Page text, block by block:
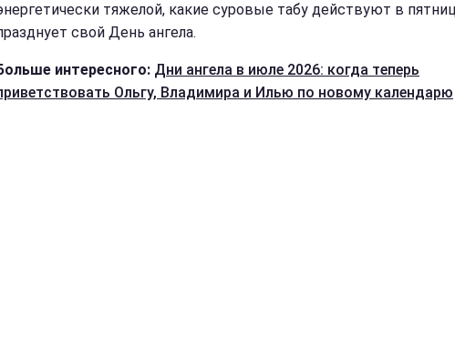
тяжелой, какие суровые табу действуют в
свой День ангела.
интересного: Дни ангела в июле 2026: когда теперь
Ольгу, Владимира и Илью по новому календарю